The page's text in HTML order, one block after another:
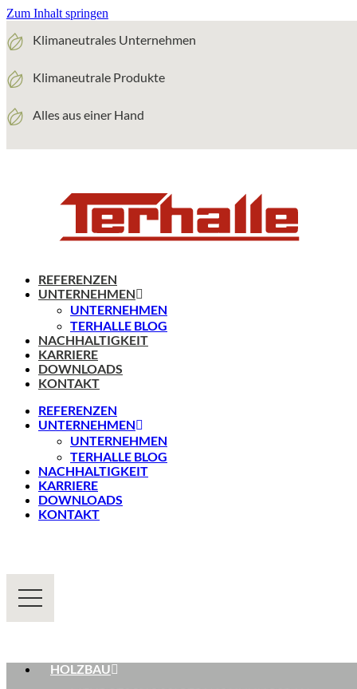
Zum Inhalt springen
Klimaneutrales Unternehmen
Klimaneutrale Produkte
Alles aus einer Hand
REFERENZEN
UNTERNEHMEN
UNTERNEHMEN
TERHALLE BLOG
NACHHALTIGKEIT
KARRIERE
DOWNLOADS
KONTAKT
REFERENZEN
UNTERNEHMEN
UNTERNEHMEN
TERHALLE BLOG
NACHHALTIGKEIT
KARRIERE
DOWNLOADS
KONTAKT
HOLZBAU